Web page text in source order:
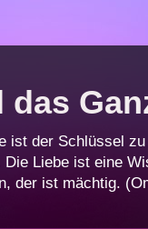
das
ist der Schlüssel
Liebe ist eine
der ist mächtig.